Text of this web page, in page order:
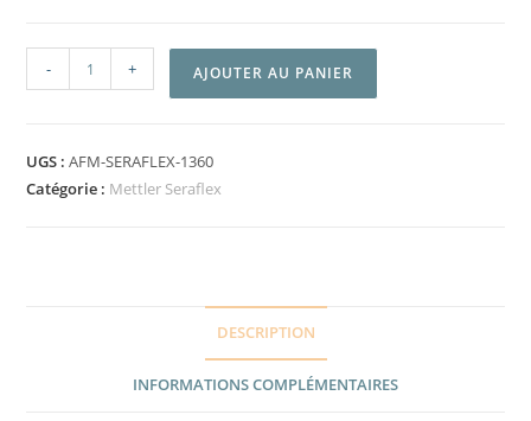
- + AJOUTER AU PANIER
UGS :AFM-SERAFLEX-1360
Catégorie : Mettler Seraflex
DESCRIPTION
INFORMATIONS COMPLÉMENTAIRES